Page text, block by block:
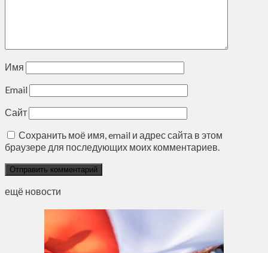
Имя
Email
Сайт
Сохранить моё имя, email и адрес сайта в этом
браузере для последующих моих комментариев.
ещё новости